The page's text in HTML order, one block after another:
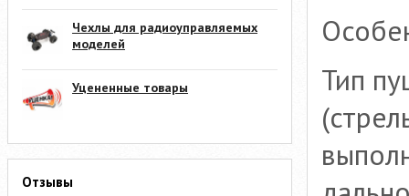
Чехлы для радиоуправляемых
моделей
Уцененные товары
Отзывы
Тип